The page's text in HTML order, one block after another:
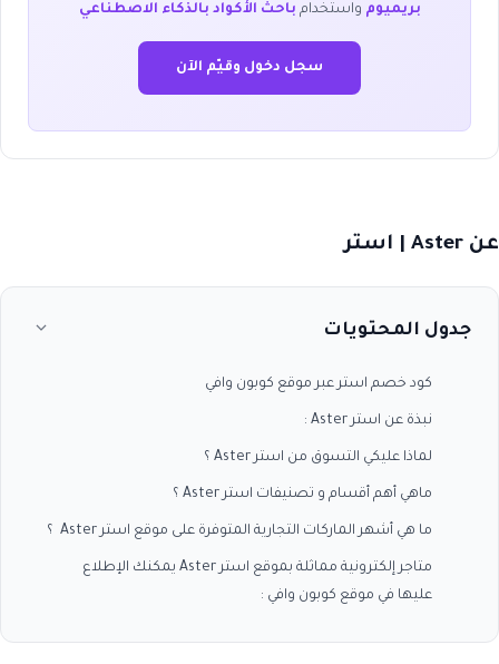
بريميوم واستخدام باحث الأكواد بالذكاء الاصطناعي
سجل دخول وقيّم الآن
عن Aster | استر
جدول المحتويات
كود خصم استر عبر موقع كوبون وافي
نبذة عن استر Aster :
لماذا عليكي التسوق من استر Aster ؟
ماهي أهم أقسام و تصنيفات استر Aster ؟
ما هي أشهر الماركات التجارية المتوفرة على موقع استر Aster ؟
متاجر إلكترونية مماثلة بموقع استر Aster يمكنك الإطلاع
عليها في موقع كوبون وافي :